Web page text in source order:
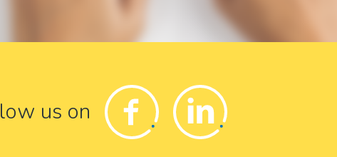
us on
Facebook Linkedin